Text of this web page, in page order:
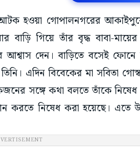
আটক হওয়া গোপালনগরের
বাড়ি গিয়ে তাঁর বৃদ্ধ বাবা-
আশ্বাস দেন। বাড়িতে বসেই
এদিন বিবেকের মা সবিতা
সঙ্গে কথা বলতে তাঁকে
নিষেধ করা হয়েছে। এতে